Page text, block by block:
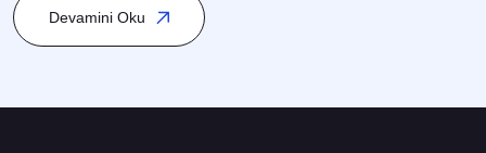
(Process Management) ve kalite yönetimi (Quality Management)
ile ilişkilidir ve özellikle Toplam Kalite Yönetimi (TKY – Total Quality
Devamini Oku